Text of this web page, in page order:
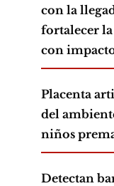
con la
fortalecer
con
Placenta
del
niños
Detectan